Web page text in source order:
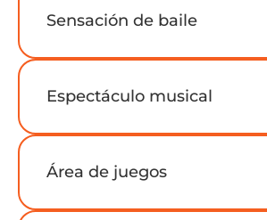
Sensación de baile
Espectáculo musical
Área de juegos